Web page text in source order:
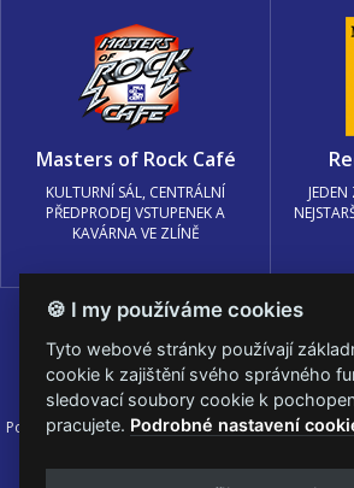
Masters of Rock Café
KULTURNÍ SÁL, CENTRÁLNÍ
PŘEDPRODEJ VSTUPENEK A
KAVÁRNA VE ZLÍNĚ
Podmínky užití 🍪 Změnit nastavení cookies.
©
🍪 I my používáme cookies
Tyto webové stránky používají
cookie k zajištění svého správného
sledovací soubory cookie k
pracujete. Podrobné nastavení